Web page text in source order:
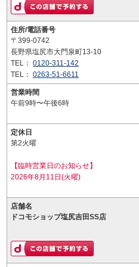
住所/電話番号
〒399-0742
長野県塩尻市大門泉町13-10
TEL： 0120-311-142
TEL： 0263-51-6611
営業時間
午前9時〜午後6時
定休日
第2火曜
【臨時営業日のお知らせ】
2026年8月11日(火曜)
店舗名
ドコモショップ塩尻吉田SS店